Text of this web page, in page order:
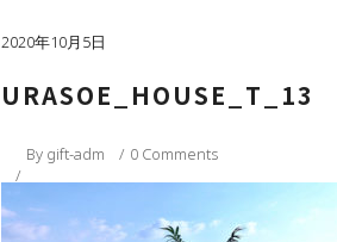
2020年10月5日
URASOE_HOUSE_T_13
By gift-adm 0 Comments